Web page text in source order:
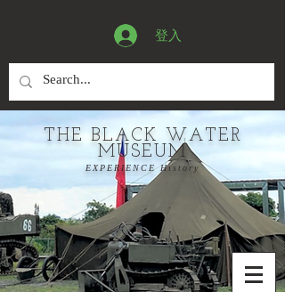
登入
THE BLACK WATER
MUSEUM
EXPERIENCE History